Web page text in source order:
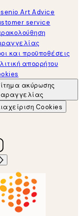
Art Advice
service
και προϋποθέσεις
απορρήτου
ακύρωσης
Cookies